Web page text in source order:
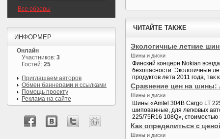
ЧИТАЙТЕ ТАКЖЕ
Экологичные летние
Шины и диски
Финский концерн Nokian
безопасности. Экологичные
продуктов лета 2011 года, так
Сравнение цен на шины:
Шины и диски
Шины «Amtel 304B Cargo LT
шипованные, для легковых
225/75R16 108Q», стоимостью
Как определиться с
Шины и диски
Все обзоры
ИНФОРМЕР
Онлайн
Участников: 3
Гостей: 25
Приглашаем авторов
Обмен баннерами и ссылками
Помощь проекту
Реклама на сайте